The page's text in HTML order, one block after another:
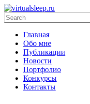
Главная
Обо мне
Публикации
Новости
Портфолио
Конкурсы
Контакты